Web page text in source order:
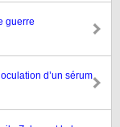
guerre
d’un sérum